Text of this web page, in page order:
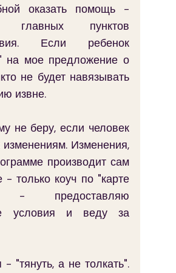
оказать помощь -
пунктов
Если ребенок
на мое предложение о
не будет навязывать
извне.
не беру, если человек
изменениям. Изменения,
производит сам
- только коуч по "карте
- предоставляю
условия и веду за
"тянуть, а не толкать".